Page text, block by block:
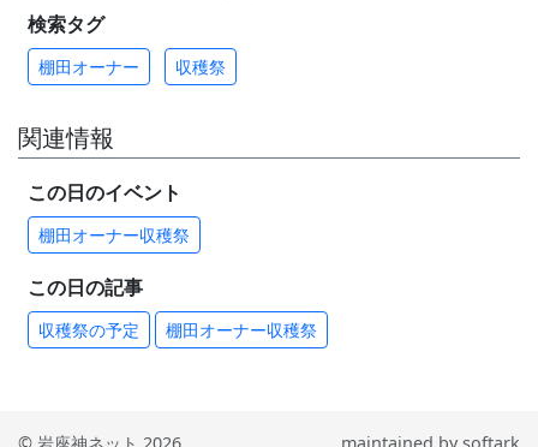
検索タグ
棚田オーナー 収穫祭
関連情報
この日のイベント
棚田オーナー収穫祭
この日の記事
収穫祭の予定 棚田オーナー収穫祭